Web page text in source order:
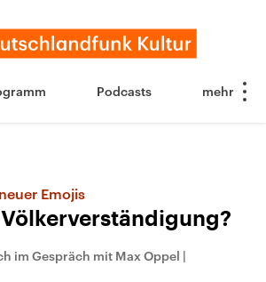
Podcasts
Emojis
im Gespräch mit Max Oppel |